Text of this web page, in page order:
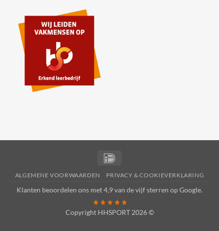
ALGEMENE VOORWAARDEN PRIVACY & COOKIEVERKLARING
Klanten beoordelen ons met 4,9 van de vijf sterren opGoogle.
Copyright HHSPORT 2026 ©